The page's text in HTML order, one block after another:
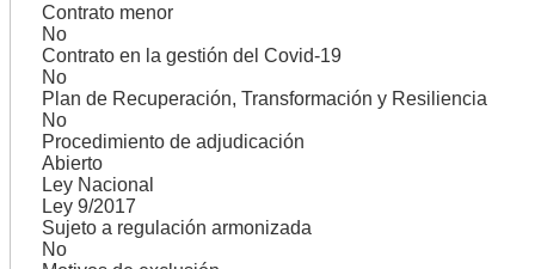
Contrato menor
No
Contrato en la gestión del Covid-19
No
Plan de Recuperación, Transformación y Resiliencia
No
Procedimiento de adjudicación
Abierto
Ley Nacional
Ley 9/2017
Sujeto a regulación armonizada
No